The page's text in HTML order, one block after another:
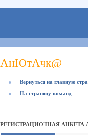
АнЮтАчк@
●
Вернуться на главную
●
На страницу команд
РЕГИСТРАЦИОННАЯ АНКЕТА